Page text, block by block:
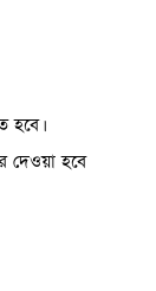
হবে।
দেওয়া হবে